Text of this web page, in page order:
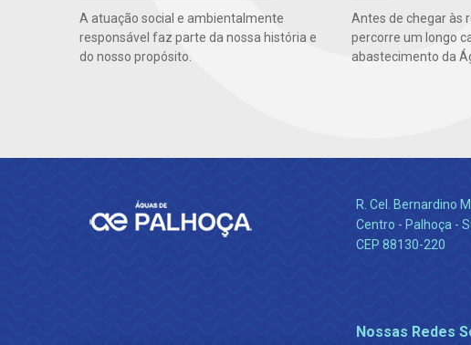
A atuação social e ambientalmente
responsável faz parte da nossa história e
do nosso propósito.
Antes de chegar às
percorre um longo
abastecimento da
R. Cel. Bernardino
Centro - Palhoça -
CEP 88130-220
Nossas Redes